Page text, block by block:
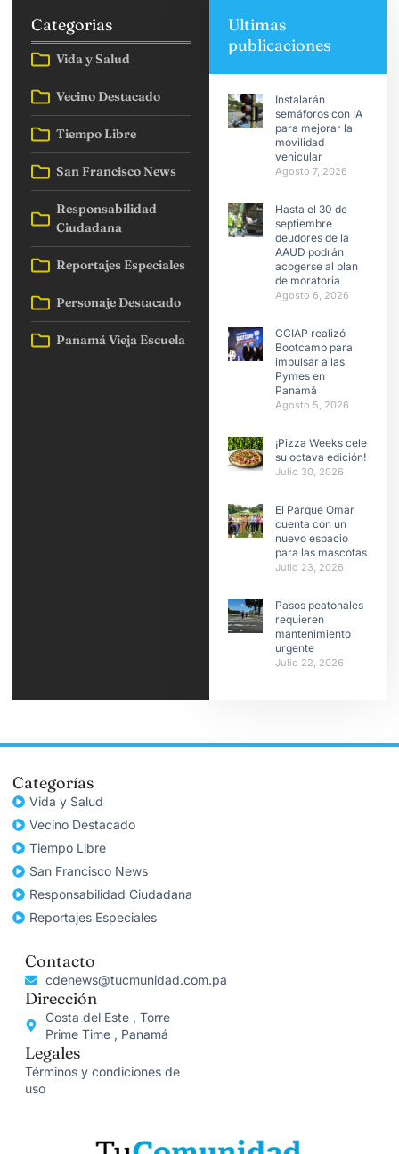
Categorias
Vida y Salud
Vecino Destacado
Tiempo Libre
San Francisco News
Responsabilidad
Ciudadana
Reportajes Especiales
Personaje Destacado
Panamá Vieja Escuela
Ultimas
publicaciones
Instalarán
semáforos con IA
para mejorar la
movilidad
vehicular
Agosto 7, 2026
Hasta el 30 de
septiembre
deudores de la
AAUD podrán
acogerse al plan
de moratoria
Agosto 6, 2026
CCIAP realizó
Bootcamp para
impulsar a las
Pymes en
Panamá
Agosto 5, 2026
¡Pizza Weeks celebra
su octava edición!
Julio 30, 2026
El Parque Omar
cuenta con un
nuevo espacio
para las mascotas
Julio 23, 2026
Pasos peatonales
requieren
mantenimiento
urgente
Julio 22, 2026
Categorías
Vida y Salud
Vecino Destacado
Tiempo Libre
San Francisco News
Responsabilidad Ciudadana
Reportajes Especiales
Contacto
cdenews@tucmunidad.com.pa
Dirección
Costa del Este , Torre
Prime Time , Panamá
Legales
Términos y condiciones de
uso